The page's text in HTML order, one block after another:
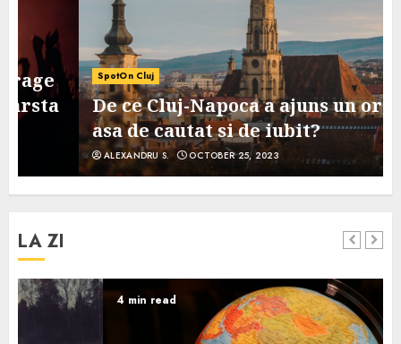
SpotOn Cluj
De ce Cluj-Napoca a ajuns un oras
asa de cautat si de iubit?
ALEXANDRU S. OCTOBER 25, 2023
LA ZI
4 min read